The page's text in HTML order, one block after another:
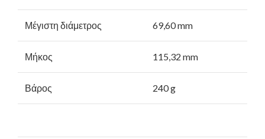
Μέγιστη διάμετρος 69,60 mm
Μήκος 115,32 mm
Βάρος 240 g